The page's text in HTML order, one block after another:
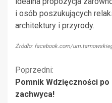
i osób poszukujących
architektury i przyrody.
Źródło: facebook.com/
Kontynuuj
czytanie
Poprzedni:
Pomnik Wdzięczności
zachwyca!